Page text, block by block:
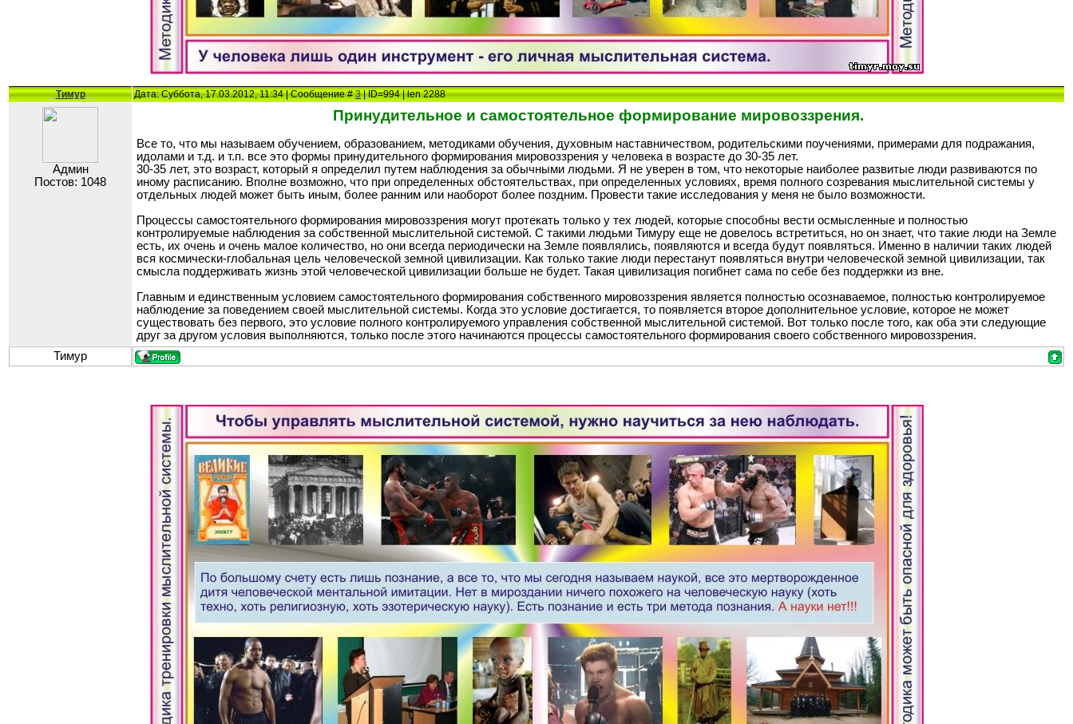
Тимур Дата: Суббота, 17.03.2012, 11:34 | Сообщение #3| ID=994 | len 2288
Админ
Постов: 1048
Принудительное и самостоятельное формирование мировоззрения.
Все то, что мы называем обучением, образованием, методиками обучения, духовным наставничеством, родительскими поучениями, примерами для подражания,
идолами и т.д. и т.п. все это формы принудительного формирования мировоззрения у человека в возрасте до 30-35 лет.
30-35 лет, это возраст, который я определил путем наблюдения за обычными людьми. Я не уверен в том, что некоторые наиболее развитые люди развиваются по
иному расписанию. Вполне возможно, что при определенных обстоятельствах, при определенных условиях, время полного созревания мыслительной системы у
отдельных людей может быть иным, более ранним или наоборот более поздним. Провести такие исследования у меня не было возможности.
Процессы самостоятельного формирования мировоззрения могут протекать только у тех людей, которые способны вести осмысленные и полностью
контролируемые наблюдения за собственной мыслительной системой. С такими людьми Тимуру еще не довелось встретиться, но он знает, что такие люди на Земле
есть, их очень и очень малое количество, но они всегда периодически на Земле появлялись, появляются и всегда будут появляться. Именно в наличии таких людей
вся космически-глобальная цель человеческой земной цивилизации. Как только такие люди перестанут появляться внутри человеческой земной цивилизации, так
смысла поддерживать жизнь этой человеческой цивилизации больше не будет. Такая цивилизация погибнет сама по себе без поддержки из вне.
Главным и единственным условием самостоятельного формирования собственного мировоззрения является полностью осознаваемое, полностью контролируемое
наблюдение за поведением своей мыслительной системы. Когда это условие достигается, то появляется второе дополнительное условие, которое не может
существовать без первого, это условие полного контролируемого управления собственной мыслительной системой. Вот только после того, как оба эти следующие
друг за другом условия выполняются, только после этого начинаются процессы самостоятельного формирования своего собственного мировоззрения.
Тимур